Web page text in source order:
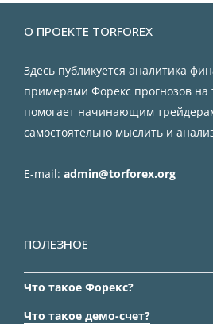
О ПРОЕКТЕ TORFOREX
Здесь публикуется аналитика
примерами Форекс прогнозов
помогает начинающим
самостоятельно мыслить и
E-mail: admin@torforex.org
ПОЛЕЗНОЕ
Что такое Форекс?
Что такое демо-счет?